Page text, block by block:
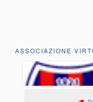
ASSOCIAZIONE